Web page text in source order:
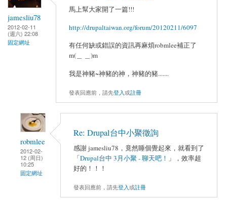
jamesliu78
2012-02-11
(週六) 22:08
固定網址
馬上幫大家開了一篇!!!
http://drupaltaiwan.org/forum/20120211/6097
有任何缺或錯誤的資訊再麻煩robmlee補正了
m(＿ ＿)m
我是神豬~神豬的神，神豬的豬.......
發表回應前，請先登入或註冊
robmlee
2012-02-
12 (周日)
10:25
固定網址
Re: Drupal台中小聚徵詢
感謝 jamesliu78，竟然睡個覺起來，就看到了
「Drupal台中 3月小聚 - 聊天吧！ 」，效率超
好的！！！
發表回應前，請先登入或註冊